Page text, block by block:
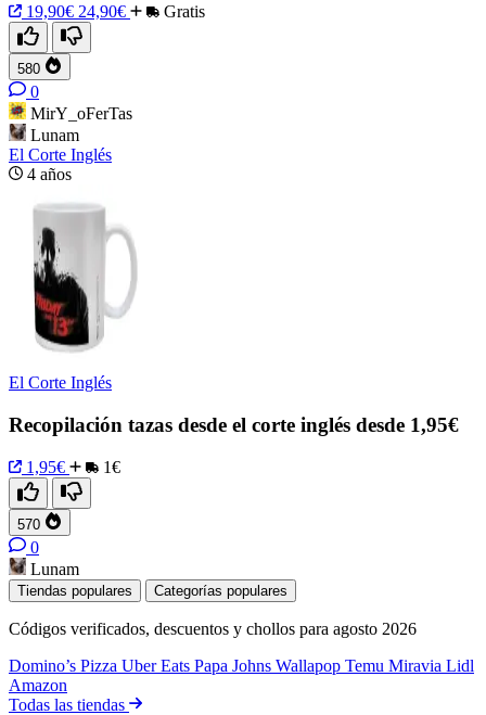
19,90€ 24,90€ Gratis
580
0
MirY_oFerTas
Lunam
El Corte Inglés
4 años
El Corte Inglés
Recopilación tazas desde el corte inglés desde 1,95€
1,95€ 1€
570
0
Lunam
Tiendas populares Categorías populares
Códigos verificados, descuentos y chollos para agosto 2026
Domino’s Pizza Uber Eats Papa Johns Wallapop Temu Miravia Lidl
Amazon
Todas las tiendas